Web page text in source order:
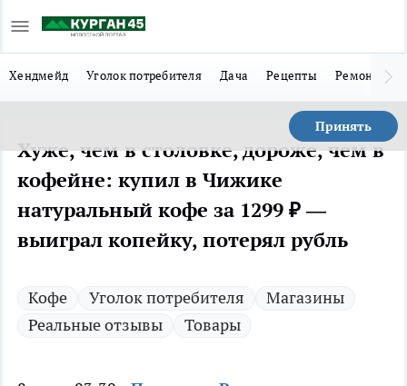
Хендмейд Уголок потребителя Дача Рецепты Ремонт
Принять
Хуже, чем в столовке, дороже, чем в
кофейне: купил в Чижике
натуральный кофе за 1299 ₽ —
выиграл копейку, потерял рубль
Кофе Уголок потребителя
Магазины
Реальные отзывы
Товары